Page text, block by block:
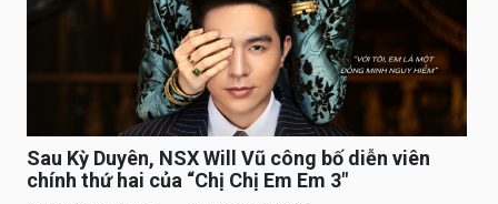
Sau Kỳ Duyên, NSX Will Vũ công bố diễn viên
chính thứ hai của “Chị Chị Em Em 3″